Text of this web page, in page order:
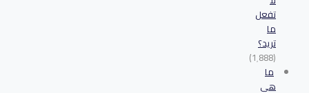
تفعل
ما
تريد؟
(1٬888)
ما
هي